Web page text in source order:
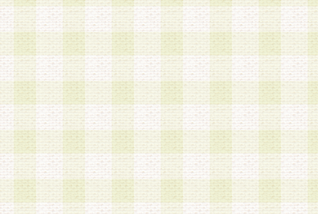
1.会員登録手続きは、会員登録希望者本人が行う
る登録は一切認められないものとします。
2.会員登録希望者は、本規約に同意の後、当社指
画 面」において、当社が指定する必要事項を入
を行うものとします。当社は、会員登録を承認し
会員として本サービスを 受けるためのログイン
を付与します。
3.会員は、会員登録の際に申告する登録情報の全
いかなる虚偽の申告をも行ってはならないものと
4.会員は、複数のログインＩＤおよびパスワード